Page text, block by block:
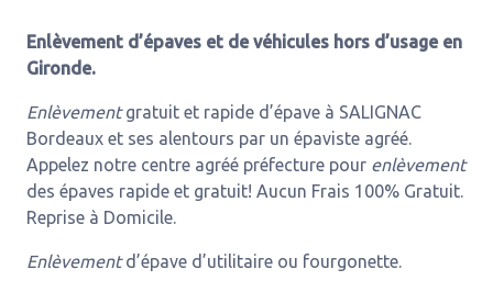
Enlèvement d’épaves et de véhicules hors d’usage en
Gironde.
Enlèvementgratuit et rapide d’épave à SALIGNAC
Bordeaux et ses alentours par un épaviste agréé.
Appelez notre centre agréé préfecture pour enlèvement
des épaves rapide et gratuit! Aucun Frais 100% Gratuit.
Reprise à Domicile.
Enlèvementd’épave d’utilitaire ou fourgonette.